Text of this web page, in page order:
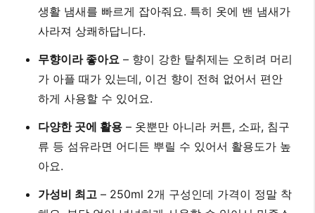
생활 냄새를 빠르게 잡아줘요. 특히 옷에 밴 냄새가
사라져 상쾌하답니다.
무향이라 좋아요 – 향이 강한 탈취제는 오히려 머리
가 아플 때가 있는데, 이건 향이 전혀 없어서 편안
하게 사용할 수 있어요.
다양한 곳에 활용 – 옷뿐만 아니라 커튼, 소파, 침구
류 등 섬유라면 어디든 뿌릴 수 있어서 활용도가 높
아요.
가성비 최고 – 250ml 2개 구성인데 가격이 정말 착